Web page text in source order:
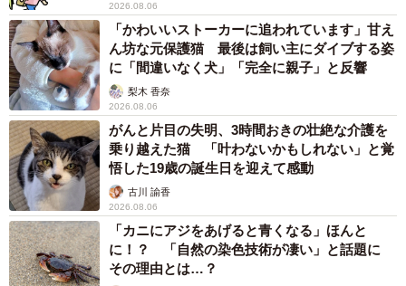
2026.08.06
「かわいいストーカーに追われています」甘え
ん坊な元保護猫 最後は飼い主にダイブする姿
に「間違いなく犬」「完全に親子」と反響
梨木 香奈
2026.08.06
がんと片目の失明、3時間おきの壮絶な介護を
乗り越えた猫 「叶わないかもしれない」と覚
悟した19歳の誕生日を迎えて感動
古川 諭香
2026.08.06
「カニにアジをあげると青くなる」ほんと
に！？ 「自然の染色技術が凄い」と話題に
その理由とは…？